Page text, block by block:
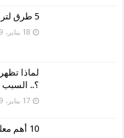
5 طرق لتربية الاطفال تربية مثالية !
18 يناير، 2019
لماذا
؟..
17 يناير، 2019
10 أهم معلومات عن كوكب المريخ